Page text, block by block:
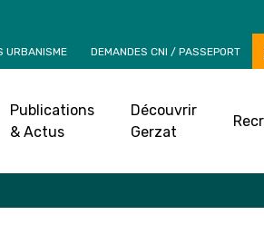
URBANISME DEMANDES CNI / PASSEPORT
Publications
& Actus
Découvrir
Gerzat